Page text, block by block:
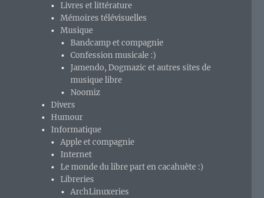
Livres et littérature
Mémoires télévisuelles
Musique
Bandcamp et compagnie
Confession musicale :)
Jamendo, Dogmazic et autres sites de
musique libre
Noomiz
Divers
Humour
Informatique
Apple et compagnie
Internet
Le monde du libre part en cacahuète :)
Libreries
ArchLinuxeries